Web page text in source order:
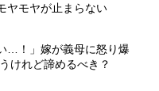
ヤモヤが止まらない
…！」嫁が義母に怒り爆
けれど諦めるべき？